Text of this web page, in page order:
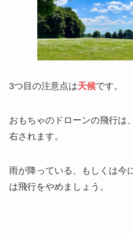
3つ目の注意点は天候です。
おもちゃのドローンの飛行は
右されます。
雨が降っている、もしくは今
は飛行をやめましょう。